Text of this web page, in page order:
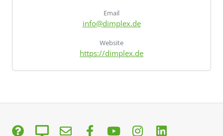
Email
info@dimplex.de
Website
https://dimplex.de